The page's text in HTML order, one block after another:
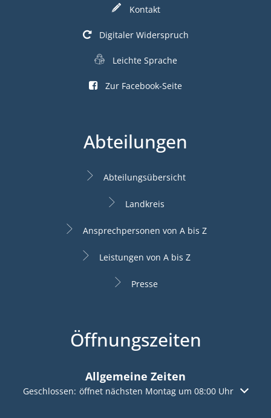
Kontakt
Digitaler Widerspruch
Leichte Sprache
Zur Facebook-Seite
Abteilungen
Abteilungsübersicht
Landkreis
Ansprechpersonen von A bis Z
Leistungen von A bis Z
Presse
Öffnungszeiten
Allgemeine Zeiten
Klicken, um weitere Öffnungs- oder Schließzeiten
Geschlossen: öffnet nächsten Montag um 08:00 Uhr